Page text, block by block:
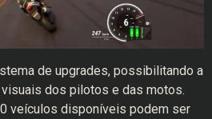
de upgrades, possibilitando a
dos pilotos e das motos.
veículos disponíveis podem ser